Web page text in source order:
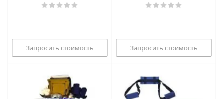
Запросить стоимость Запросить стоимость